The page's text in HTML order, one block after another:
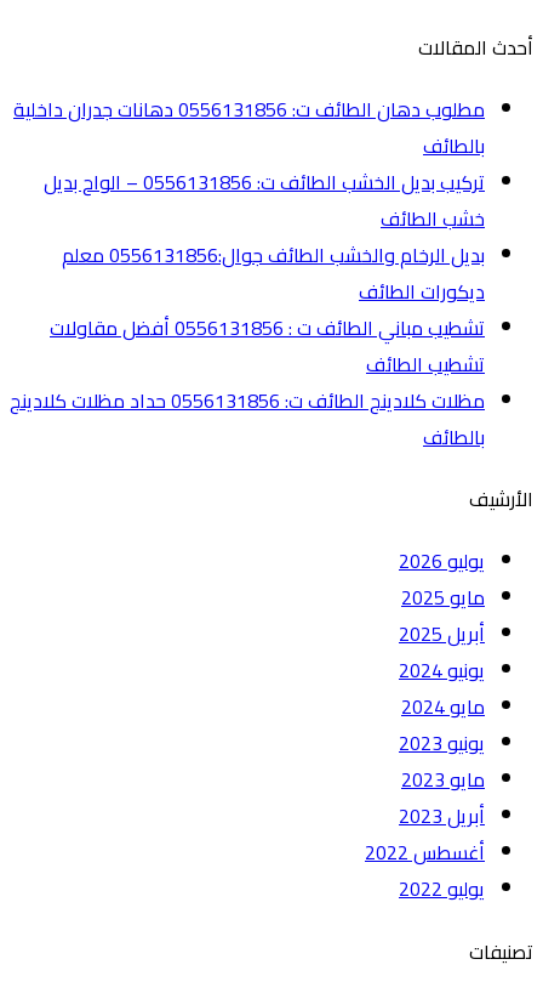
أحدث المقالات
مطلوب دهان الطائف ت: 0556131856 دهانات جدران داخلية
بالطائف
تركيب بديل الخشب الطائف ت: 0556131856 – الواح بديل
خشب الطائف
بديل الرخام والخشب الطائف جوال:0556131856 معلم
ديكورات الطائف
تشطيب مباني الطائف ت : 0556131856 أفضل مقاولات
تشطيب الطائف
مظلات كلادينج الطائف ت: 0556131856 حداد مظلات كلادينج
بالطائف
الأرشيف
يوليو 2026
مايو 2025
أبريل 2025
يونيو 2024
مايو 2024
يونيو 2023
مايو 2023
أبريل 2023
أغسطس 2022
يوليو 2022
تصنيفات